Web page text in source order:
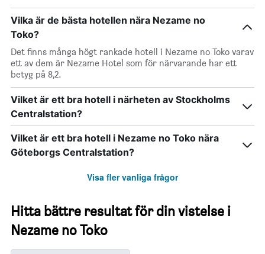
Vilka är de bästa hotellen nära Nezame no
Toko?
Det finns många högt rankade hotell i Nezame no Toko varav
ett av dem är Nezame Hotel som för närvarande har ett
betyg på 8,2.
Vilket är ett bra hotell i närheten av Stockholms
Centralstation?
Vilket är ett bra hotell i Nezame no Toko nära
Göteborgs Centralstation?
Visa fler vanliga frågor
Hitta bättre resultat för din vistelse i
Nezame no Toko